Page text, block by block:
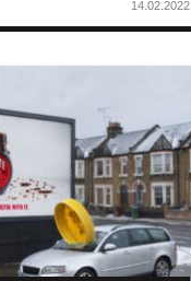
14.02.2022